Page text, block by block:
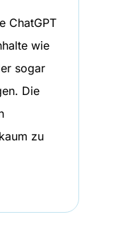
ChatGPT
wie
sogar
Die
zu